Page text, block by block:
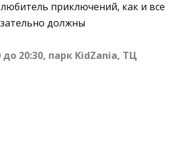
приключений, как и все
должны
до 20:30, парк KidZania, ТЦ